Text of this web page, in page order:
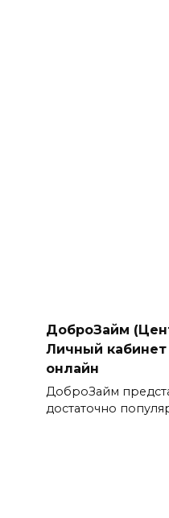
ДоброЗайм
Личный кабинет
онлайн
ДоброЗайм
достаточно